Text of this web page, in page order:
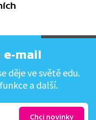
e-mail
děje ve světě edu.
a další.